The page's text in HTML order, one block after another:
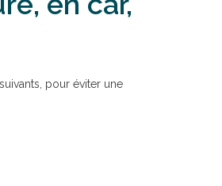
pour éviter une